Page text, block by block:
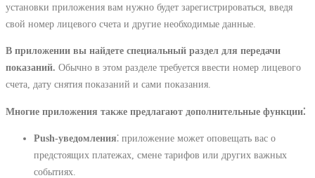
установки приложения вам нужно будет зарегистрироваться, введя
свой номер лицевого счета и другие необходимые данные.
В приложении вы найдете специальный раздел для передачи
показаний. Обычно в этом разделе требуется ввести номер лицевого
счета, дату снятия показаний и сами показания.
Многие приложения также предлагают дополнительные функции⁚
Push-уведомления⁚ приложение может оповещать вас о
предстоящих платежах, смене тарифов или других важных
событиях.